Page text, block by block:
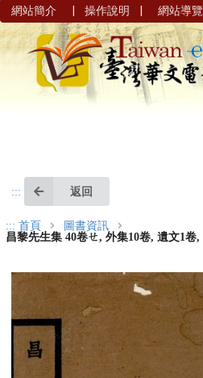
網站簡介 | 操作說明 | 網站導覽
::: 返回
::: 首頁
圖書資訊
昌黎先生集 40卷ㄝ, 外集10卷, 遺文1卷,